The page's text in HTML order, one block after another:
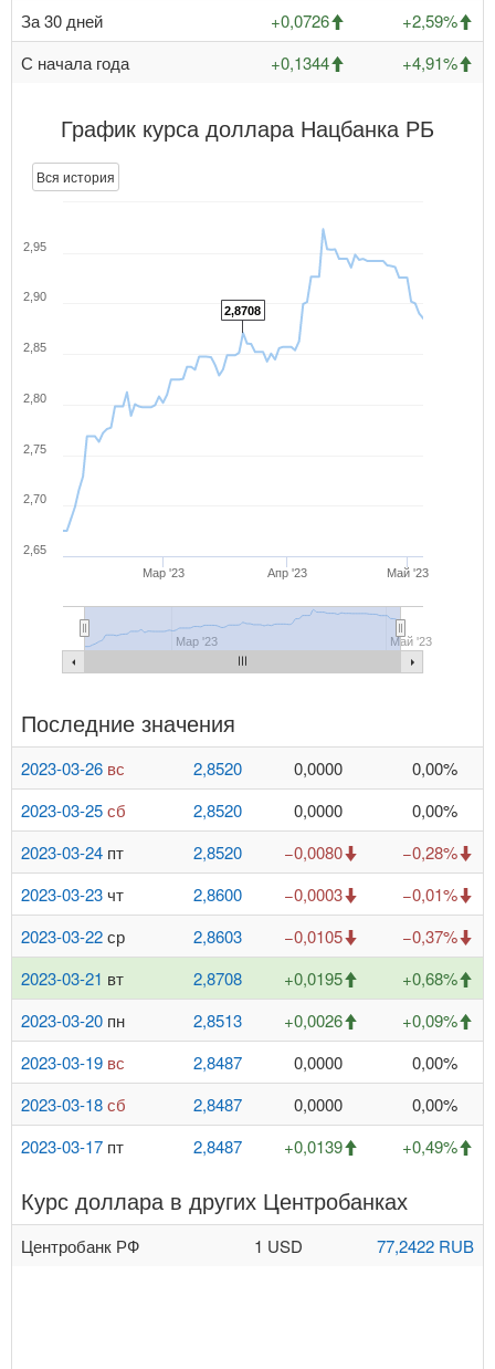
За 30 дней
+0,0726
+2,59%
С начала года
+0,1344 +4,91%
График курса доллара Нацбанка РБ
Вся история
2,8708
Мар '23 Апр '23 Май '23
Мар '23 Май '23
2,65
2,70
2,75
2,80
2,85
2,90
2,95
Последние значения
2023-03-26 вс 2,8520 0,0000
0,00%
2023-03-25сб 2,8520 0,0000
0,00%
2023-03-24 пт 2,8520 −0,0080
−0,28%
2023-03-23 чт 2,8600 −0,0003
−0,01%
2023-03-22ср 2,8603 −0,0105
−0,37%
2023-03-21 вт 2,8708 +0,0195
+0,68%
2023-03-20 пн 2,8513 +0,0026
+0,09%
2023-03-19 вс 2,8487 0,0000
0,00%
2023-03-18сб 2,8487 0,0000
0,00%
2023-03-17 пт 2,8487 +0,0139 +0,49%
Курс доллара в других Центробанках
Центробанк РФ 1 USD 77,2422 RUB